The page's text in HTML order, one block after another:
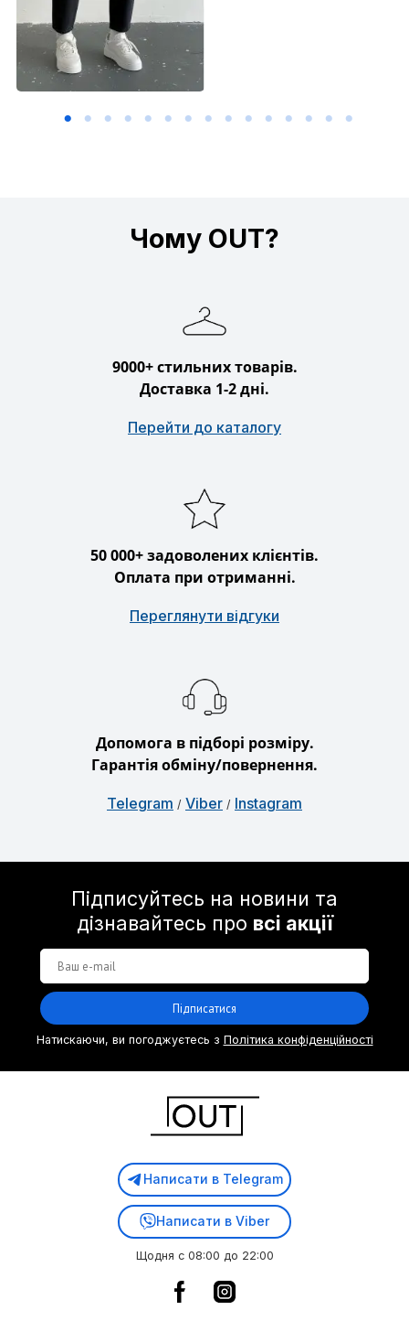
Чому OUT?
9000+ стильних товарів.
Доставка 1-2 дні.
Перейти до каталогу
50 000+ задоволених клієнтів.
Оплата при отриманні.
Переглянути відгуки
Допомога в підборі розміру.
Гарантія обміну/повернення.
Telegram / Viber / Instagram
Підписуйтесь на новини та
дізнавайтесь про всі акції
Підписатися
Натискаючи, ви погоджуєтесь з Політика конфіденційності
Написати в Telegram
Написати в Viber
Щодня с 08:00 до 22:00